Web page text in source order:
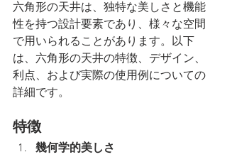
六角形の天井は、独特な美しさと機能
性を持つ設計要素であり、様々な空間
で用いられることがあります。以下
は、六角形の天井の特徴、デザイン、
利点、および実際の使用例についての
詳細です。
特徴
幾何学的美しさ